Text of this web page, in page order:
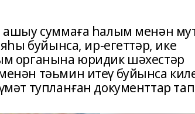
суммаға һалым менән
буйынса, ир-егеттәр, ике
органына юридик шәхестәр
тәьмин итеү буйынса
тупланған документтар